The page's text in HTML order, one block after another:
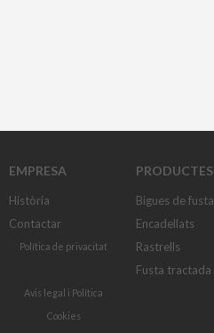
EMPRESA
Història
Contactar
Política de privacitat
Avis legal i Política
Cookies
PRODUCTES
Bigues de fusta
Encadellats
Rastrells
Fusta tractada